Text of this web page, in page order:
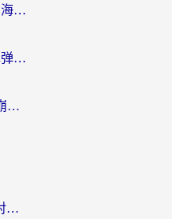
美国率土之滨加速器哪个好？海外党国服游戏畅玩终极指南（附多游戏解决方案）
海外党必看：怎么在国外打弹弹堂不卡？番茄加速器亲测指南
英国崩坏学园2延迟高到心态崩？海外党国服游戏加速终极指南
海外看国内电视剧的app选不对？这份回国加速器避坑指南帮你流畅追剧